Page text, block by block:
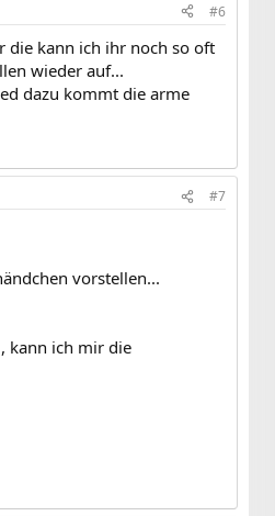
#6
die kann ich ihr noch so oft
wieder auf...
dazu kommt die arme
#7
vorstellen...
kann ich mir die